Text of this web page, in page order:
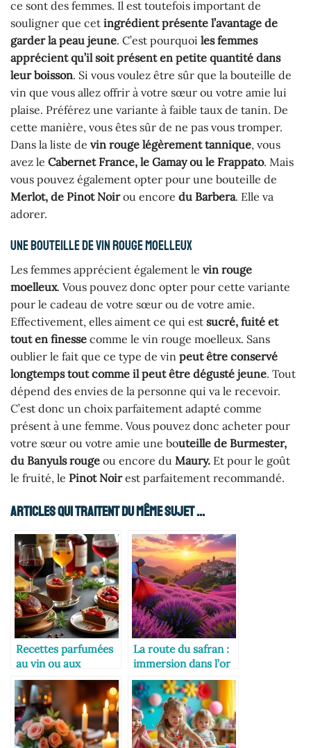
ce sont des femmes. Il est toutefois important de
souligner que cet ingrédient présente l’avantage de
garder la peau jeune. C’est pourquoi les femmes
apprécient qu’il soit présent en petite quantité dans
leur boisson. Si vous voulez être sûr que la bouteille de
vin que vous allez offrir à votre sœur ou votre amie lui
plaise. Préférez une variante à faible taux de tanin. De
cette manière, vous êtes sûr de ne pas vous tromper.
Dans la liste de vin rouge légèrement tannique, vous
avez le Cabernet France, le Gamay ou le Frappato. Mais
vous pouvez également opter pour une bouteille de
Merlot, de Pinot Noirou encore du Barbera. Elle va
adorer.
Une bouteille de vin rouge moelleux
Les femmes apprécient également le vin rouge
moelleux. Vous pouvez donc opter pour cette variante
pour le cadeau de votre sœur ou de votre amie.
Effectivement, elles aiment ce qui est sucré, fuité et
tout en finesse comme le vin rouge moelleux. Sans
oublier le fait que ce type de vin peut être conservé
longtemps tout comme il peut être dégusté jeune. Tout
dépend des envies de la personne qui va le recevoir.
C’est donc un choix parfaitement adapté comme
présent à une femme. Vous pouvez donc acheter pour
votre sœur ou votre amie une bouteille de Burmester,
du Banyuls rouge ou encore du Maury. Et pour le goût
le fruité, le Pinot Noirest parfaitement recommandé.
Articles Qui Traitent Du Même Sujet ...
Recettes parfumées
au vin ou aux
liqueurs fines
La route du safran :
immersion dans l’or
rouge